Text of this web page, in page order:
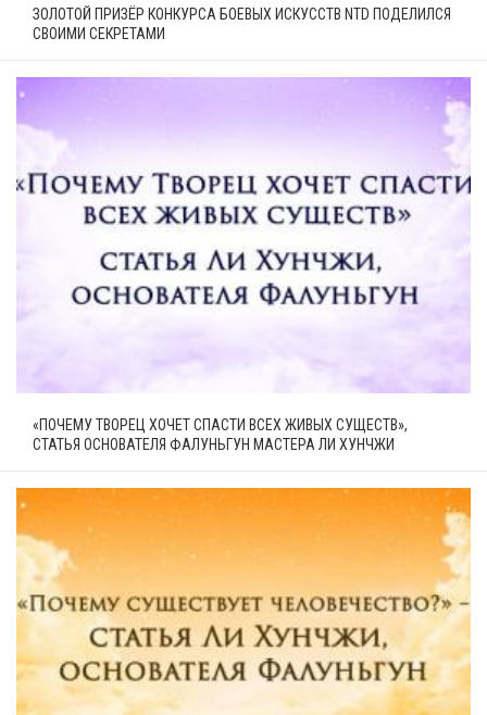
ЗОЛОТОЙ ПРИЗЁР КОНКУРСА БОЕВЫХ ИСКУССТВ NTD ПОДЕЛИЛСЯ
СВОИМИ СЕКРЕТАМИ
«ПОЧЕМУ ТВОРЕЦ ХОЧЕТ СПАСТИ ВСЕХ ЖИВЫХ СУЩЕСТВ»,
СТАТЬЯ ОСНОВАТЕЛЯ ФАЛУНЬГУН МАСТЕРА ЛИ ХУНЧЖИ